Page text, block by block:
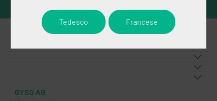
GYSO AG
Tedesco Francese